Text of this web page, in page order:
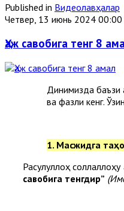
Published in Видеолавҳалар
Четвер, 13 июнь 2024 00:00
Ҳаж савобига тенг 8
Динимизда баъзи
ва фазли кенг.
1. Масжидга
Расулуллоҳ
савобига тенгдир”